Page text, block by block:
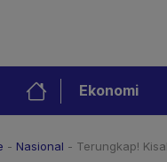
Ekonomi
- Nasional - Terungkap!